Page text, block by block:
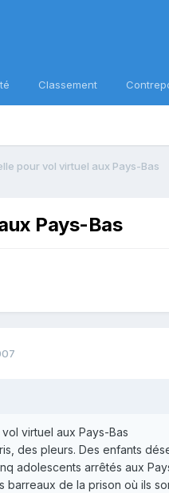
Classement
pour vol virtuel aux Pays-Bas
Pays-Bas
virtuel aux Pays-Bas
des pleurs. Des enfants
adolescents arrêtés aux
barreaux de la prison où ils